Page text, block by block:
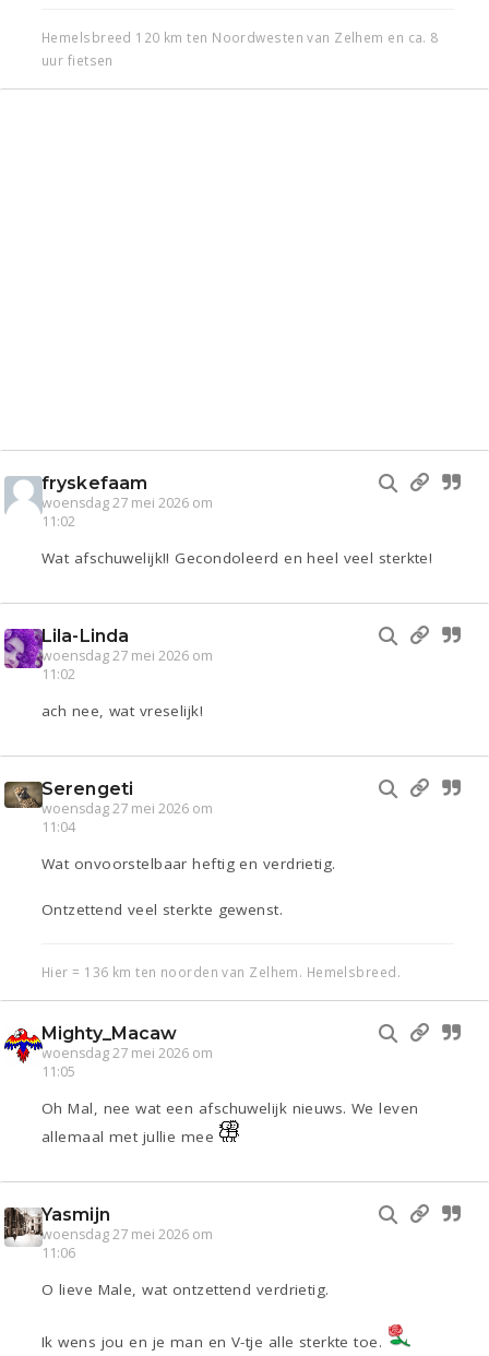
Hemelsbreed 120 km ten Noordwesten van Zelhem en ca. 8
uur fietsen
fryskefaam
woensdag 27 mei 2026 om
11:02
Wat afschuwelijk!! Gecondoleerd en heel veel sterkte!
Lila-Linda
woensdag 27 mei 2026 om
11:02
ach nee, wat vreselijk!
Serengeti
woensdag 27 mei 2026 om
11:04
Wat onvoorstelbaar heftig en verdrietig.
Ontzettend veel sterkte gewenst.
Hier = 136 km ten noorden van Zelhem. Hemelsbreed.
Mighty_Macaw
woensdag 27 mei 2026 om
11:05
Oh Mal, nee wat een afschuwelijk nieuws. We leven
allemaal met jullie mee
Yasmijn
woensdag 27 mei 2026 om
11:06
O lieve Male, wat ontzettend verdrietig.
Ik wens jou en je man en V-tje alle sterkte toe.